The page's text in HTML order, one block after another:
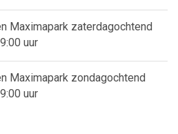
Maximapark zaterdagochtend
uur
Maximapark zondagochtend
uur